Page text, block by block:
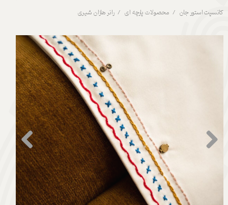
کانسپت استور جان محصولات پارچه ای رانر هازان شیری